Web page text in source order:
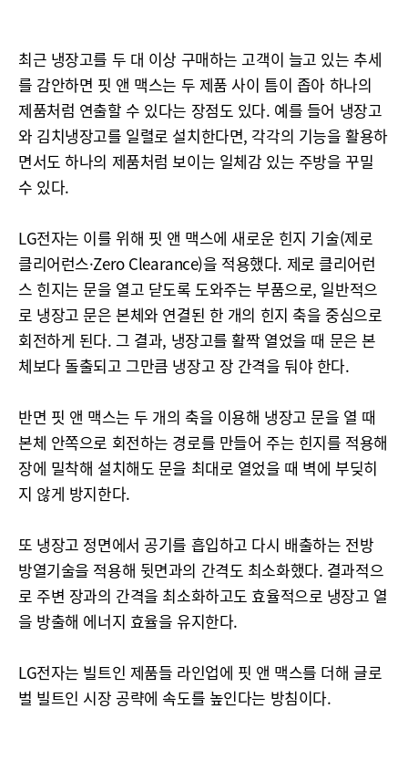
최근 냉장고를 두 대 이상 구매하는 고객이 늘고 있는 추세
를 감안하면 핏 앤 맥스는 두 제품 사이 틈이 좁아 하나의
제품처럼 연출할 수 있다는 장점도 있다. 예를 들어 냉장고
와 김치냉장고를 일렬로 설치한다면, 각각의 기능을 활용하
면서도 하나의 제품처럼 보이는 일체감 있는 주방을 꾸밀
수 있다.
LG전자는 이를 위해 핏 앤 맥스에 새로운 힌지 기술(제로
클리어런스·Zero Clearance)을 적용했다. 제로 클리어런
스 힌지는 문을 열고 닫도록 도와주는 부품으로, 일반적으
로 냉장고 문은 본체와 연결된 한 개의 힌지 축을 중심으로
회전하게 된다. 그 결과, 냉장고를 활짝 열었을 때 문은 본
체보다 돌출되고 그만큼 냉장고 장 간격을 둬야 한다.
반면 핏 앤 맥스는 두 개의 축을 이용해 냉장고 문을 열 때
본체 안쪽으로 회전하는 경로를 만들어 주는 힌지를 적용해
장에 밀착해 설치해도 문을 최대로 열었을 때 벽에 부딪히
지 않게 방지한다.
또 냉장고 정면에서 공기를 흡입하고 다시 배출하는 전방
방열기술을 적용해 뒷면과의 간격도 최소화했다. 결과적으
로 주변 장과의 간격을 최소화하고도 효율적으로 냉장고 열
을 방출해 에너지 효율을 유지한다.
LG전자는 빌트인 제품들 라인업에 핏 앤 맥스를 더해 글로
벌 빌트인 시장 공략에 속도를 높인다는 방침이다.